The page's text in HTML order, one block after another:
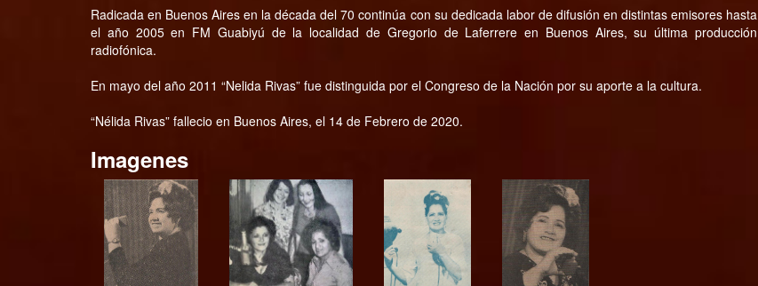
Radicada en Buenos Aires en la década del 70 continúa con su dedicada labor de difusión en distintas emisores hasta
el año 2005 en FM Guabiyú de la localidad de Gregorio de Laferrere en Buenos Aires, su última producción
radiofónica.
En mayo del año 2011 “Nelida Rivas” fue distinguida por el Congreso de la Nación por su aporte a la cultura.
“Nélida Rivas” fallecio en Buenos Aires, el 14 de Febrero de 2020.
Imagenes